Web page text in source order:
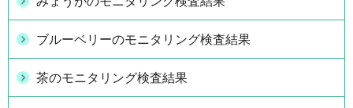
ブルーベリーのモニタリング検査結果
茶のモニタリング検査結果